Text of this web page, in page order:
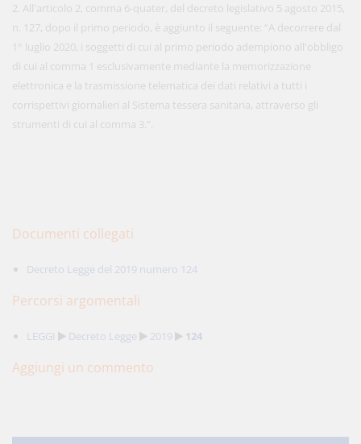
2. All'articolo 2, comma 6-quater, del decreto legislativo 5 agosto 2015,
n. 127, dopo il primo periodo, è aggiunto il seguente: “A decorrere dal
1° luglio 2020, i soggetti di cui al primo periodo adempiono all'obbligo
di cui al comma 1 esclusivamente mediante la memorizzazione
elettronica e la trasmissione telematica dei dati relativi a tutti i
corrispettivi giornalieri al Sistema tessera sanitaria, attraverso gli
strumenti di cui al comma 3.”.
Documenti collegati
Decreto Legge del 2019 numero 124
Percorsi argomentali
LEGGI Decreto Legge 2019 124
Aggiungi un commento